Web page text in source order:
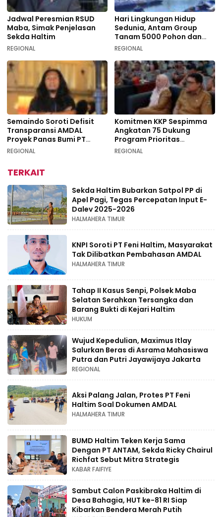
Jadwal Peresmian RSUD
Maba, Simak Penjelasan
Sekda Haltim
REGIONAL
Hari Lingkungan Hidup
Sedunia, Antam Group
Tanam 5000 Pohon dan
Aksi Bersih di Sofifi
REGIONAL
Semaindo Soroti Defisit
Transparansi AMDAL
Proyek Panas Bumi PT
Geodipa Energi di
REGIONAL
Komitmen KKP Sespimma
Angkatan 75 Dukung
Program Prioritas
Swasembada Pangan
REGIONAL
TERKAIT
Sekda Haltim Bubarkan Satpol PP di
Apel Pagi, Tegas Percepatan Input E-
Dalev 2025-2026
HALMAHERA TIMUR
KNPI Soroti PT Feni Haltim, Masyarakat
Tak Dilibatkan Pembahasan AMDAL
HALMAHERA TIMUR
Tahap II Kasus Senpi, Polsek Maba
Selatan Serahkan Tersangka dan
Barang Bukti di Kejari Haltim
HUKUM
Wujud Kepedulian, Maximus Itlay
Salurkan Beras di Asrama Mahasiswa
Putra dan Putri Jayawijaya Jakarta
REGIONAL
Aksi Palang Jalan, Protes PT Feni
Haltim Soal Dokumen AMDAL
HALMAHERA TIMUR
BUMD Haltim Teken Kerja Sama
Dengan PT ANTAM, Sekda Ricky Chairul
Richfat Sebut Mitra Strategis
KABAR FAIFIYE
Sambut Calon Paskibraka Haltim di
Desa Bahagia, HUT ke-81 RI Siap
Kibarkan Bendera Merah Putih